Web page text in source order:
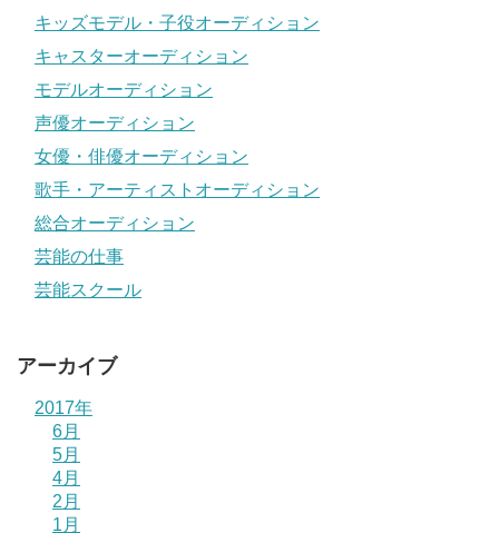
キッズモデル・子役オーディション
キャスターオーディション
モデルオーディション
声優オーディション
女優・俳優オーディション
歌手・アーティストオーディション
総合オーディション
芸能の仕事
芸能スクール
アーカイブ
2017年
6月
5月
4月
2月
1月